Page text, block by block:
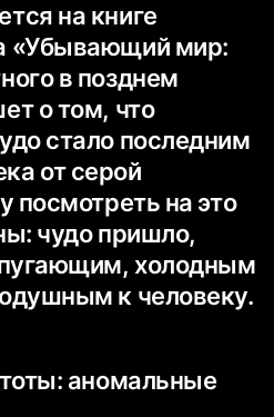
на книге
«Убывающий мир:
в позднем
о том, что
стало последним
от серой
посмотреть на это
чудо пришло,
пугающим, холодным
к человеку.
аномальные